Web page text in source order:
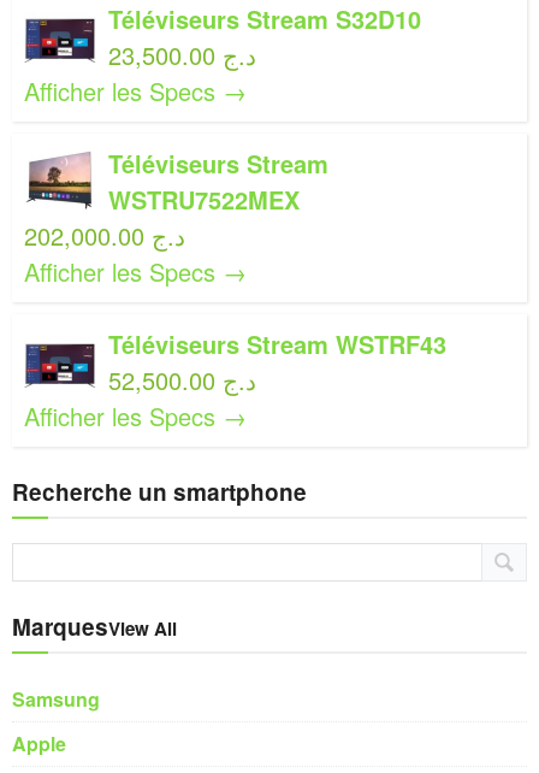
Téléviseurs Stream S32D10
23,500.00 د.ج
Afficher les Specs →
Téléviseurs Stream
WSTRU7522MEX
202,000.00 د.ج
Afficher les Specs →
Téléviseurs Stream WSTRF43
52,500.00 د.ج
Afficher les Specs →
Recherche un smartphone
MarquesView All
Samsung
Apple